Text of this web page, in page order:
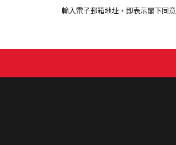
電
輸入電子郵箱地址，即表示閣下同意